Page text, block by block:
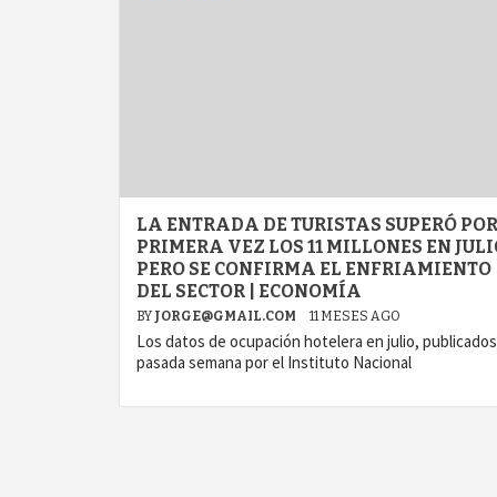
LA ENTRADA DE TURISTAS SUPERÓ POR
PRIMERA VEZ LOS 11 MILLONES EN
PERO SE CONFIRMA EL ENFRIAMIENTO
DEL SECTOR | ECONOMÍA
BY JORGE@GMAIL.COM 11 MESES AGO
Los datos de ocupación hotelera en julio,
pasada semana por el Instituto Nacional